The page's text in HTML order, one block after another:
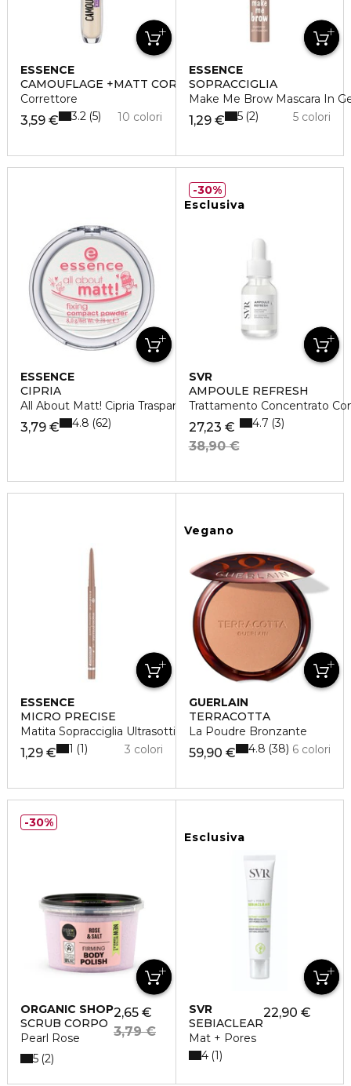
ESSENCE
CAMOUFLAGE +MATT CORRETTORE
Correttore
3,59 € 10 colori
3.2 5
ESSENCE
SOPRACCIGLIA
Make Me Brow Mascara In
1,29 € 5 colori
5 2
ESSENCE
CIPRIA
All About Matt! Cipria Trasparente
3,79 € 4.8 62
Esclusiva
SVR
AMPOULE REFRESH
Trattamento Concentrato
27,23 €
38,90 €
4.7 3
30%
ESSENCE
MICRO PRECISE
Matita Sopracciglia Ultrasottile
1,29 € 3 colori
1 1
Vegano
GUERLAIN
TERRACOTTA
La Poudre Bronzante
59,90 € 6 colori
4.8 38
ORGANIC SHOP
SCRUB CORPO
Pearl Rose
2,65 €
3,79 €
5 2
30%
Esclusiva
SVR
SEBIACLEAR
Mat + Pores
22,90 €
4 1